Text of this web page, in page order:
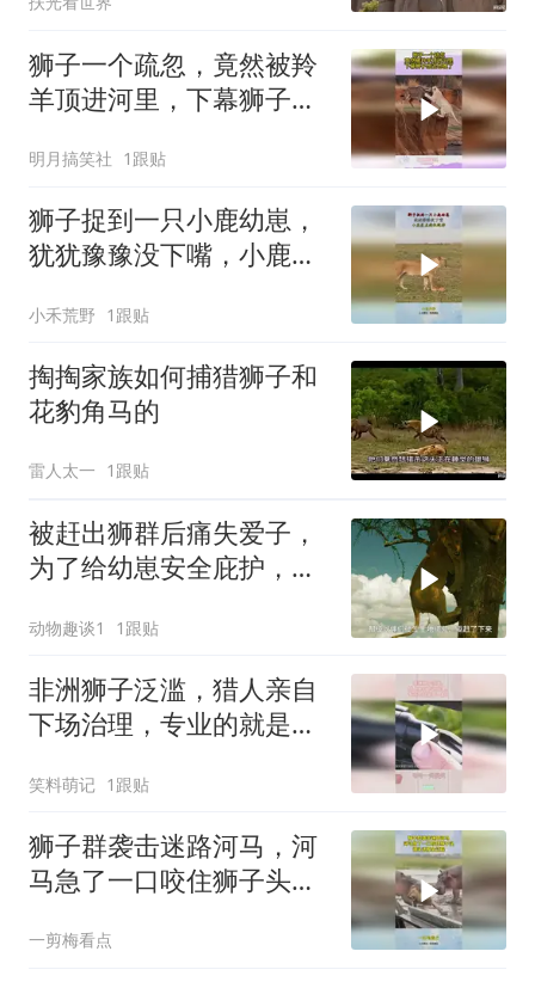
狮子一个疏忽，竟然被羚
羊顶进河里，下幕狮子想
明月搞笑社 1跟贴
狮子捉到一只小鹿幼崽，
犹犹豫豫没下嘴，小鹿差
小禾荒野 1跟贴
掏掏家族如何捕猎狮子和
花豹角马的
雷人太一 1跟贴
被赶出狮群后痛失爱子，
为了给幼崽安全庇护，狮
赶，看母狮卡丽如何用狩
猎夺回体面
动物趣谈1 1跟贴
非洲狮子泛滥，猎人亲自
下场治理，专业的就是不
笑料萌记 1跟贴
狮子群袭击迷路河马，河
马急了一口咬住狮子头，
一剪梅看点